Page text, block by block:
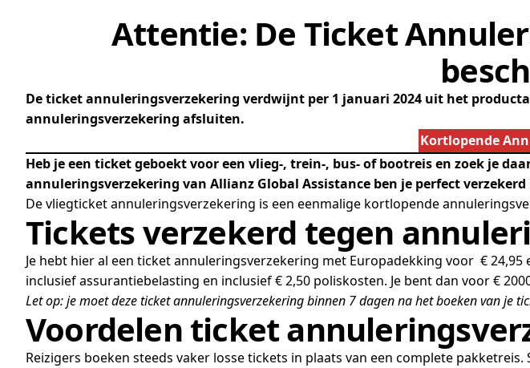
Attentie: De Ticket
De ticket annuleringsverzekering verdwijnt per 1 januari 2024 uit het
annuleringsverzekering afsluiten.
Kortlopende
Heb je een ticket geboekt voor een vlieg-, trein-, bus- of bootreis en zoek je
annuleringsverzekering van Allianz Global Assistance ben je perfect
De vliegticket annuleringsverzekering is een eenmalige kortlopende
Tickets verzekerd tegen
Je hebt hier al een ticket annuleringsverzekering met Europadekking voor €
inclusief assurantiebelasting en inclusief € 2,50 poliskosten. Je bent dan voor €
Let op: je moet deze ticket annuleringsverzekering binnen 7 dagen na het boeken van je
Voordelen ticket
Reizigers boeken steeds vaker losse tickets in plaats van een complete